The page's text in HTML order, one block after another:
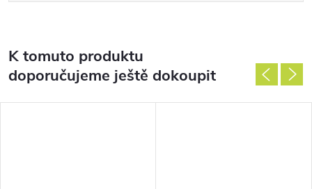
K tomuto produktu
doporučujeme ještě dokoupit